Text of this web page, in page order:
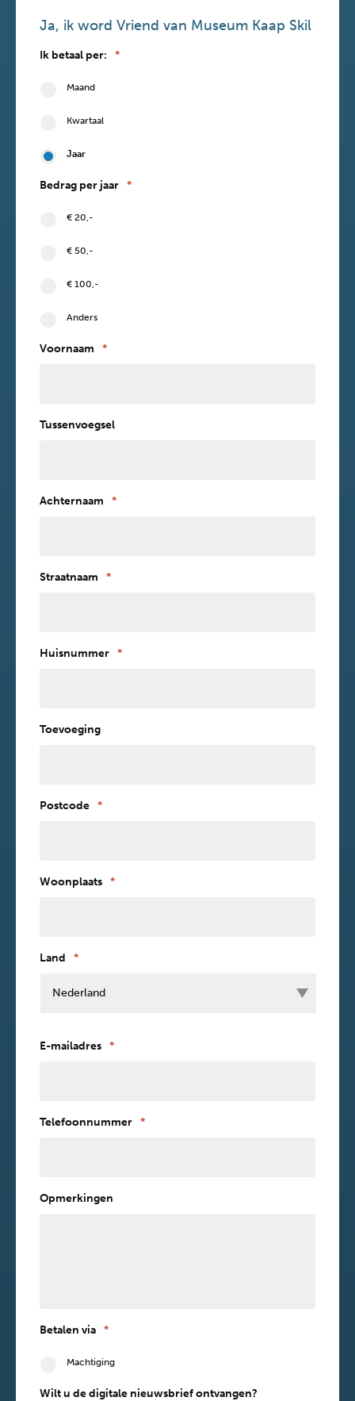
Ja, ik word Vriend van Museum Kaap Skil
Ik betaal per: *
Maand
Kwartaal
Jaar
Bedrag per jaar *
€ 20,-
€ 50,-
€ 100,-
Anders
Voornaam *
Tussenvoegsel
Achternaam *
Straatnaam *
Huisnummer *
Toevoeging
Postcode *
Woonplaats *
Land *
E-mailadres *
Telefoonnummer *
Opmerkingen
Betalen via *
Machtiging
Wilt u de digitale nieuwsbrief ontvangen?